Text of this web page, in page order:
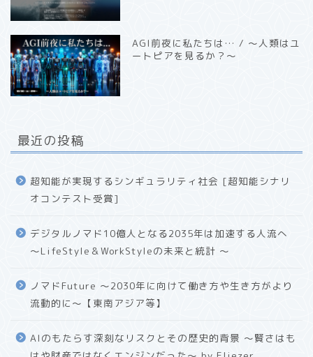
AGI前夜に私たちは… / 〜人類はユ
ートピアを見るか？〜
最近の投稿
超知能が実現するシンギュラリティ社会 [超知能シナリ
オコンテスト受賞]
デジタルノマド10億人となる2035年は加速する人流へ
〜LifeStyle＆WorkStyleの未来と統計 〜
ノマドFuture 〜2030年に向けて働き方や生き方がより
流動的に〜【東南アジア等】
AIのもたらす深刻なリスクとその歴史的背景 〜賢さはも